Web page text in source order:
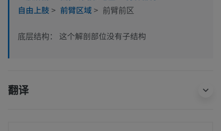
自由上肢> 前臂区域> 前臂前区
底层结构： 这个解剖部位没有子结构
翻译